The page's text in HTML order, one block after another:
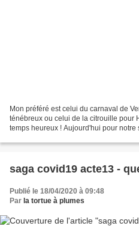
Mon préféré est celui du carnaval de
ténébreux ou celui de la citrouille pour
temps heureux ! Aujourd'hui pour
saga covid19 acte13 -
Publié le 18/04/2020 à 09:48
Par la tortue à plumes